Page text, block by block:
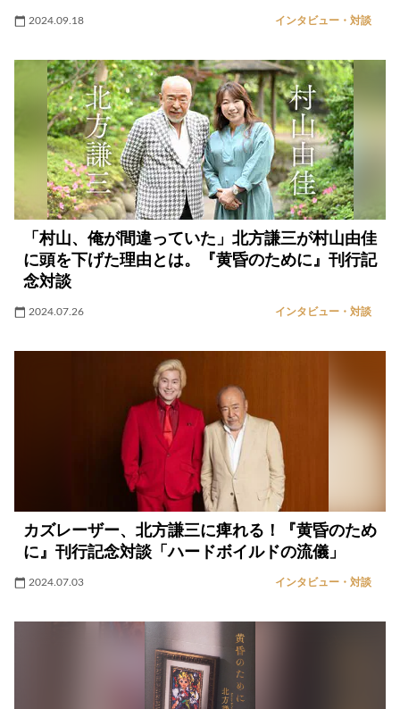
2024.09.18 インタビュー・対談
「村山、俺が間違っていた」北方謙三が村山由佳
に頭を下げた理由とは。『黄昏のために』刊行記
念対談
2024.07.26 インタビュー・対談
カズレーザー、北方謙三に痺れる！『黄昏のため
に』刊行記念対談「ハードボイルドの流儀」
2024.07.03 インタビュー・対談